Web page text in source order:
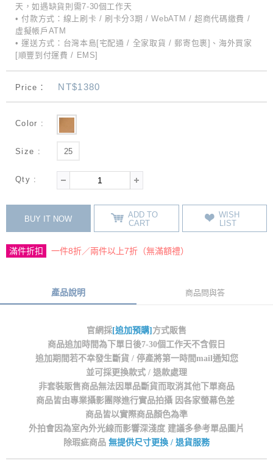
天，如遇缺貨則需7-30個工作天
• 付款方式：線上刷卡 / 刷卡分3期 / WebATM / 超商代碼繳費 /
虛擬帳戶ATM
• 運送方式：台灣本島[宅配通 / 全家取貨 / 郵寄包裹]、海外買家
[順豐到付運費 / EMS]
Price： NT$1380
Color :
Size : 25
Qty :
BUY IT NOW
ADD TO
CART
WISH
LIST
滿件折扣 一件8折／兩件以上7折（無滿額禮）
產品說明 商品問與答
官網採[追加預購] 方式販售
商品追加時間為下單日後7-30個工作天不含假日
追加期間若不幸發生斷貨 / 停產將第一時間mail通知您
並可採更換款式 / 退款處理
非套裝販售商品無法因單品斷貨而取消其他下單商品
商品皆由專業攝影團隊進行實品拍攝 因各家螢幕色差
商品皆以實際商品顏色為準
外拍會因為室內外光線而影響深淺度 建議多參考單品圖片
除瑕疵商品 無提供尺寸更換 / 退貨服務